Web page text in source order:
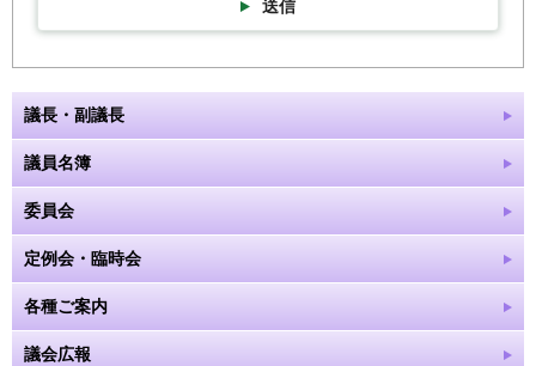
送信
議長・副議長
議員名簿
委員会
定例会・臨時会
各種ご案内
議会広報